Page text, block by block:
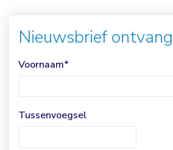
Nieuwsbrief
Voornaam*
Tussenvoegsel